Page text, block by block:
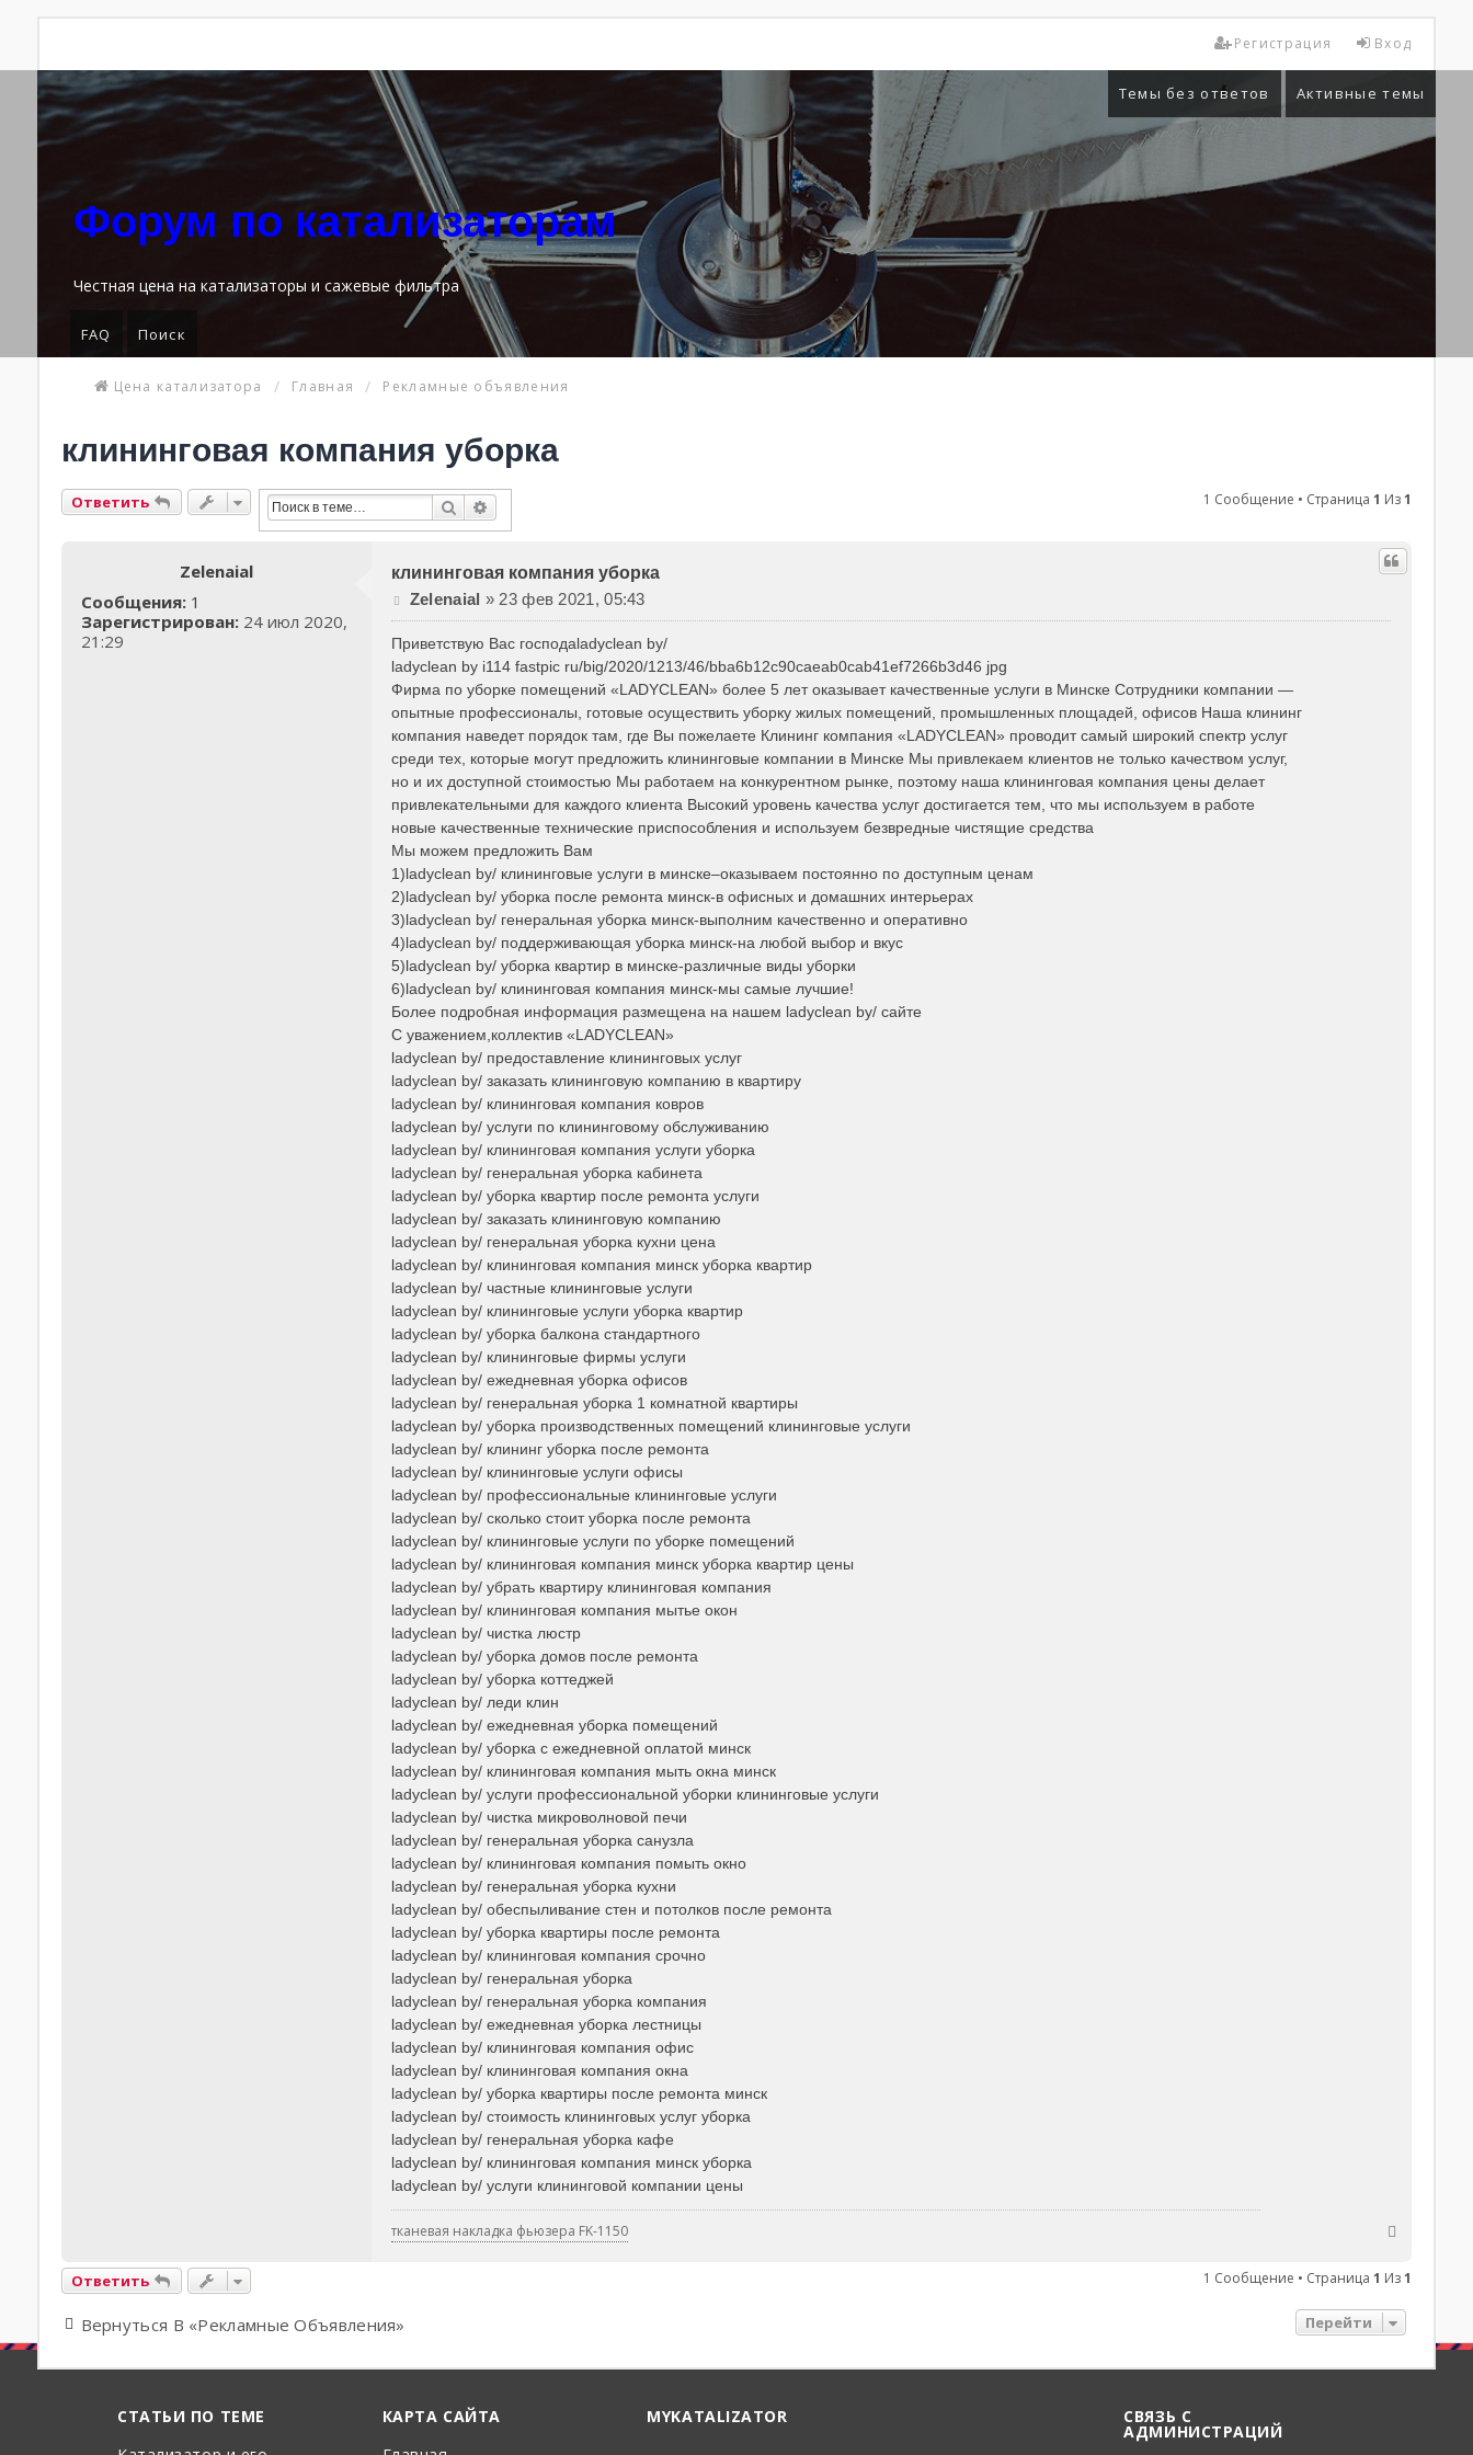
Вход
Регистрация
Темы без ответов Активные темы
Форум по катализаторам
Честная цена на катализаторы и сажевые фильтра
FAQ Поиск
Цена катализатора Главная Рекламные объявления
клининговая компания уборка
Ответить Поиск 1 Сообщение • Страница1 Из1
Zelenaial
Сообщения: 1
Зарегистрирован:24 июл 2020,
21:29
клининговая компания уборка
С
о
о
б
щ
е
н
и
е
Zelenaial » 23 фев 2021, 05:43
Приветствую Вас господаladyclean by/
ladyclean by i114 fastpic ru/big/2020/1213/46/bba6b12c90caeab0cab41ef7266b3d46 jpg
Фирма по уборке помещений «LADYCLEAN» более 5 лет оказывает качественные услуги в Минске Сотрудники компании —
опытные профессионалы, готовые осуществить уборку жилых помещений, промышленных площадей, офисов Наша клининг
компания наведет порядок там, где Вы пожелаете Клининг компания «LADYCLEAN» проводит самый широкий спектр услуг
среди тех, которые могут предложить клининговые компании в Минске Мы привлекаем клиентов не только качеством услуг,
но и их доступной стоимостью Мы работаем на конкурентном рынке, поэтому наша клининговая компания цены делает
привлекательными для каждого клиента Высокий уровень качества услуг достигается тем, что мы используем в работе
новые качественные технические приспособления и используем безвредные чистящие средства
Мы можем предложить Вам
1)ladyclean by/ клининговые услуги в минске–оказываем постоянно по доступным ценам
2)ladyclean by/ уборка после ремонта минск-в офисных и домашних интерьерах
3)ladyclean by/ генеральная уборка минск-выполним качественно и оперативно
4)ladyclean by/ поддерживающая уборка минск-на любой выбор и вкус
5)ladyclean by/ уборка квартир в минске-различные виды уборки
6)ladyclean by/ клининговая компания минск-мы самые лучшие!
Более подробная информация размещена на нашем ladyclean by/ сайте
С уважением,коллектив «LADYCLEAN»
ladyclean by/ предоставление клининговых услуг
ladyclean by/ заказать клининговую компанию в квартиру
ladyclean by/ клининговая компания ковров
ladyclean by/ услуги по клининговому обслуживанию
ladyclean by/ клининговая компания услуги уборка
ladyclean by/ генеральная уборка кабинета
ladyclean by/ уборка квартир после ремонта услуги
ladyclean by/ заказать клининговую компанию
ladyclean by/ генеральная уборка кухни цена
ladyclean by/ клининговая компания минск уборка квартир
ladyclean by/ частные клининговые услуги
ladyclean by/ клининговые услуги уборка квартир
ladyclean by/ уборка балкона стандартного
ladyclean by/ клининговые фирмы услуги
ladyclean by/ ежедневная уборка офисов
ladyclean by/ генеральная уборка 1 комнатной квартиры
ladyclean by/ уборка производственных помещений клининговые услуги
ladyclean by/ клининг уборка после ремонта
ladyclean by/ клининговые услуги офисы
ladyclean by/ профессиональные клининговые услуги
ladyclean by/ сколько стоит уборка после ремонта
ladyclean by/ клининговые услуги по уборке помещений
ladyclean by/ клининговая компания минск уборка квартир цены
ladyclean by/ убрать квартиру клининговая компания
ladyclean by/ клининговая компания мытье окон
ladyclean by/ чистка люстр
ladyclean by/ уборка домов после ремонта
ladyclean by/ уборка коттеджей
ladyclean by/ леди клин
ladyclean by/ ежедневная уборка помещений
ladyclean by/ уборка с ежедневной оплатой минск
ladyclean by/ клининговая компания мыть окна минск
ladyclean by/ услуги профессиональной уборки клининговые услуги
ladyclean by/ чистка микроволновой печи
ladyclean by/ генеральная уборка санузла
ladyclean by/ клининговая компания помыть окно
ladyclean by/ генеральная уборка кухни
ladyclean by/ обеспыливание стен и потолков после ремонта
ladyclean by/ уборка квартиры после ремонта
ladyclean by/ клининговая компания срочно
ladyclean by/ генеральная уборка
ladyclean by/ генеральная уборка компания
ladyclean by/ ежедневная уборка лестницы
ladyclean by/ клининговая компания офис
ladyclean by/ клининговая компания окна
ladyclean by/ уборка квартиры после ремонта минск
ladyclean by/ стоимость клининговых услуг уборка
ladyclean by/ генеральная уборка кафе
ladyclean by/ клининговая компания минск уборка
ladyclean by/ услуги клининговой компании цены
тканевая накладка фьюзера FK-1150
р
н
у
Ответить 1 Сообщение • Страница1 Из1
Вернуться В «Рекламные Объявления» Перейти
СТАТЬИ ПО ТЕМЕ
КАРТА САЙТА
MYKATALIZATOR СВЯЗЬ С
АДМИНИСТРАЦИЙ